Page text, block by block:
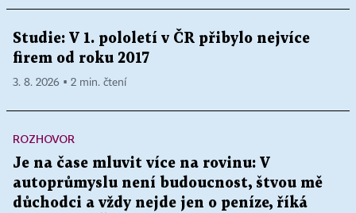
Studie: V 1. pololetí v ČR přibylo nejvíce
firem od roku 2017
3. 8. 2026 ▪ 2 min. čtení
ROZHOVOR
Je na čase mluvit více na rovinu: V
autoprůmyslu není budoucnost, štvou mě
důchodci a vždy nejde jen o peníze, říká